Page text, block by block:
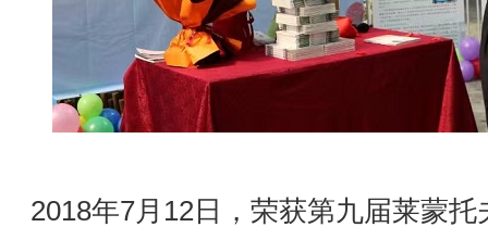
2018年7月12日，荣获第九届莱蒙托